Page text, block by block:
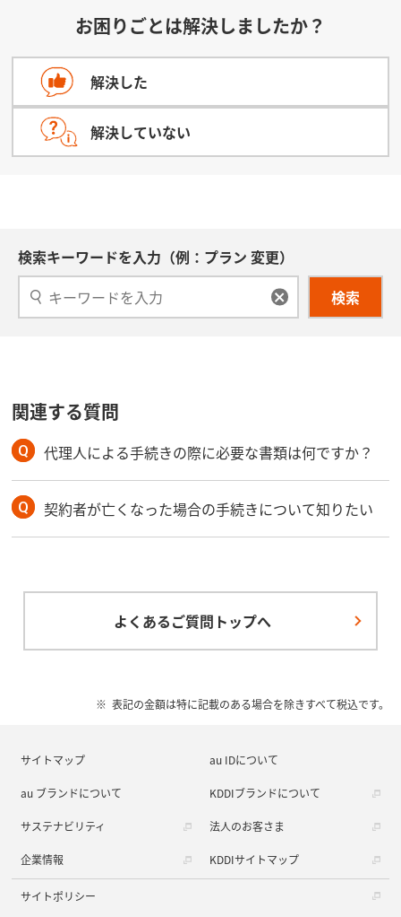
お困りごとは解決しましたか？
解決した
解決していない
検索キーワードを入力（例：プラン 変更）
検索
関連する質問
代理人による手続きの際に必要な書類は何ですか？
契約者が亡くなった場合の手続きについて知りたい
よくあるご質問トップへ
表記の金額は特に記載のある場合を除きすべて税込です。
サイトマップ au IDについて
au ブランドについて KDDIブランドについて
サステナビリティ 法人のお客さま
企業情報 KDDIサイトマップ
サイトポリシー